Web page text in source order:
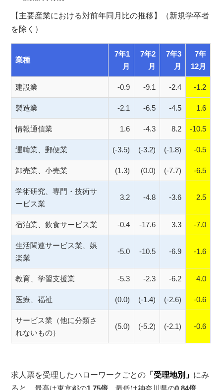
【主要産業における対前年同月比の推移】（新規学卒者
を除く）
業種
7年1
月
7年2
月
7年3
月
7年
12月
建設業 -0.9 -9.1 -2.4 -1.2
製造業 -2.1 -6.5 -4.5 1.6
情報通信業 1.6 -4.3 8.2 -10.5
運輸業、郵便業 (-3.5) (-3.2) (-1.8) -0.5
卸売業、小売業 (1.3) (0.0) (-7.7) -6.5
学術研究、専門・技術サ
ービス業
3.2 -4.8 -3.6 2.5
宿泊業、飲食サービス業 -0.4 -17.6 3.3 -7.0
生活関連サービス業、娯
楽業
-5.0 -10.5 -6.9 -1.6
教育、学習支援業 -5.3 -2.3 -6.2 4.0
医療、福祉 (0.0) (-1.4) (-2.6) -0.6
サービス業（他に分類さ
れないもの）
(5.0) (-5.2) (-2.1) -0.6
求人票を受理したハローワーク ごとの 「受理地別」 にみ